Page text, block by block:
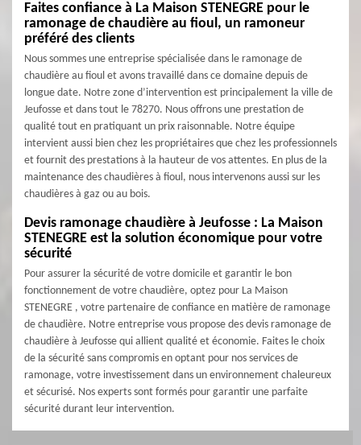
Faites confiance à La Maison STENEGRE pour le
ramonage de chaudière au fioul, un ramoneur
préféré des clients
Nous sommes une entreprise spécialisée dans le ramonage de
chaudière au fioul et avons travaillé dans ce domaine depuis de
longue date. Notre zone d’intervention est principalement la ville de
Jeufosse et dans tout le 78270. Nous offrons une prestation de
qualité tout en pratiquant un prix raisonnable. Notre équipe
intervient aussi bien chez les propriétaires que chez les professionnels
et fournit des prestations à la hauteur de vos attentes. En plus de la
maintenance des chaudières à fioul, nous intervenons aussi sur les
chaudières à gaz ou au bois.
Devis ramonage chaudière à Jeufosse : La Maison
STENEGRE est la solution économique pour votre
sécurité
Pour assurer la sécurité de votre domicile et garantir le bon
fonctionnement de votre chaudière, optez pour La Maison
STENEGRE , votre partenaire de confiance en matière de ramonage
de chaudière. Notre entreprise vous propose des devis ramonage de
chaudière à Jeufosse qui allient qualité et économie. Faites le choix
de la sécurité sans compromis en optant pour nos services de
ramonage, votre investissement dans un environnement chaleureux
et sécurisé. Nos experts sont formés pour garantir une parfaite
sécurité durant leur intervention.